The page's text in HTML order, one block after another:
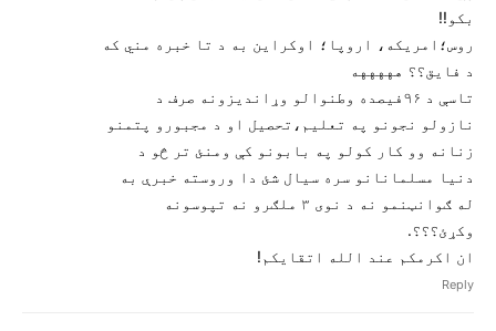
بکو!!
روس؛امریکه، اروپا؛ اوکراین به د تا خبره مني که
د فایق؟؟ هههههه
تاسې د ۹۶فیصده وطنوالو وړاندیزونه صرف د
نازولو نجونو په تعلیم،تحصیل او د مجبورو پتمنو
زنانه وو کار کولو په بابونو کې ومنئ تر څو د
دنیا مسلمانانو سره سیال شئ دا وروسته خبرې به
له ګوانټنمو نه د نوی ۳ ملګرو نه تپوسونه
وکړئ؟؟؟.
ان اکرمکم عند الله اتقایکم!
Reply